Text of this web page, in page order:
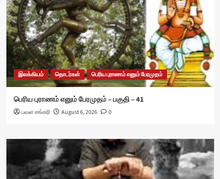
இலக்கியம் தொடர்கள் பெரிய புராணம் எனும் பேரமுதம்
பெரிய புராணம் எனும் பேரமுதம் – பகுதி – 41
பவள சங்கரி August 6, 2026 0